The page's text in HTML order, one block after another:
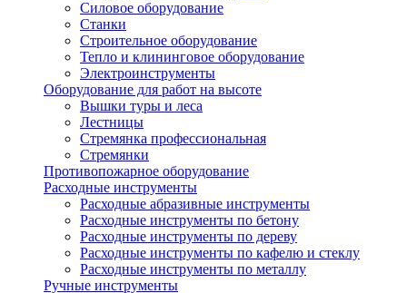
Силовое оборудование
Станки
Строительное оборудование
Тепло и клининговое оборудование
Электроинструменты
Оборудование для работ на высоте
Вышки туры и леса
Лестницы
Стремянка профессиональная
Стремянки
Противопожарное оборудование
Расходные инструменты
Расходные абразивные инструменты
Расходные инструменты по бетону
Расходные инструменты по дереву
Расходные инструменты по кафелю и стеклу
Расходные инструменты по металлу
Ручные инструменты